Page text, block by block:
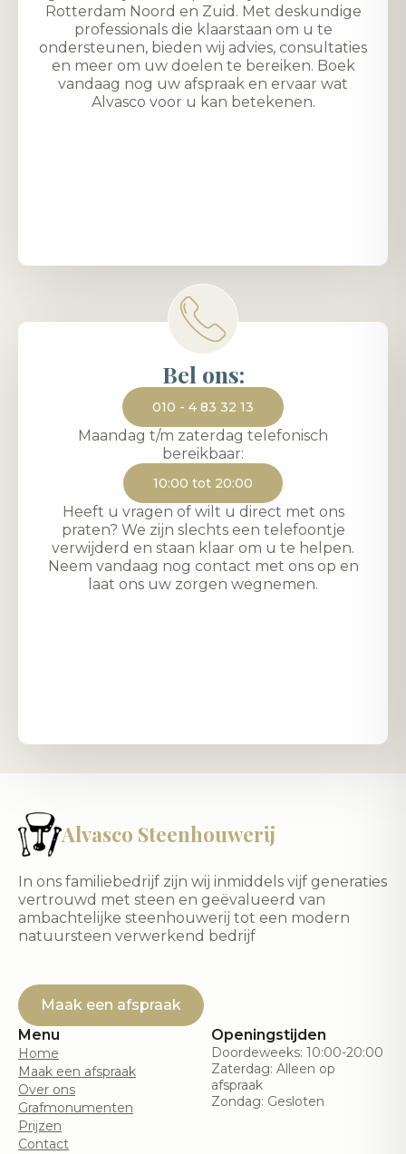
Rotterdam Noord en Zuid. Met deskundige
professionals die klaarstaan om u te
ondersteunen, bieden wij advies, consultaties
en meer om uw doelen te bereiken. Boek
vandaag nog uw afspraak en ervaar wat
Alvasco voor u kan betekenen.
Bel ons:
010 - 4 83 32 13
Maandag t/m zaterdag telefonisch
bereikbaar:
10:00 tot 20:00
Heeft u vragen of wilt u direct met ons
praten? We zijn slechts een telefoontje
verwijderd en staan klaar om u te helpen.
Neem vandaag nog contact met ons op en
laat ons uw zorgen wegnemen.
Alvasco Steenhouwerij
In ons familiebedrijf zijn wij inmiddels vijf generaties
vertrouwd met steen en geëvalueerd van
ambachtelijke steenhouwerij tot een modern
natuursteen verwerkend bedrijf
Maak een afspraak
Menu
Home
Maak een afspraak
Over ons
Grafmonumenten
Prijzen
Contact
Openingstijden
Doordeweeks: 10:00-20:00
Zaterdag: Alleen op
afspraak
Zondag: Gesloten